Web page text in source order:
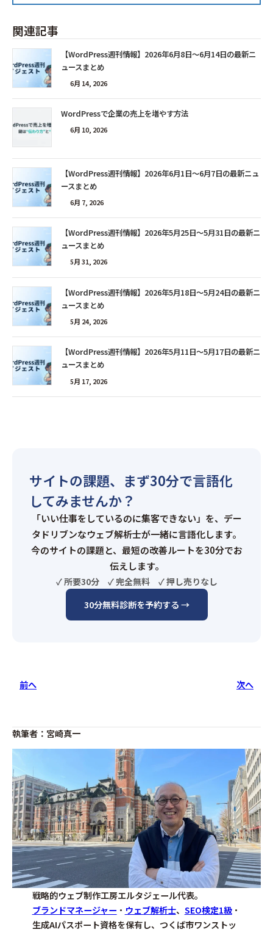
関連記事
【WordPress週刊情報】2026年6月8日〜6月14日の最新ニ
ュースまとめ
6月 14, 2026
WordPressで企業の売上を増やす方法
6月 10, 2026
【WordPress週刊情報】2026年6月1日〜6月7日の最新ニュ
ースまとめ
6月 7, 2026
【WordPress週刊情報】2026年5月25日〜5月31日の最新ニ
ュースまとめ
5月 31, 2026
【WordPress週刊情報】2026年5月18日〜5月24日の最新ニ
ュースまとめ
5月 24, 2026
【WordPress週刊情報】2026年5月11日〜5月17日の最新ニ
ュースまとめ
5月 17, 2026
サイトの課題、まず30分で言語化
してみませんか？
「いい仕事をしているのに集客できない」を、デー
タドリブンなウェブ解析士が一緒に言語化します。
今のサイトの課題と、最短の改善ルートを30分でお
伝えします。
✓ 所要30分 ✓ 完全無料 ✓ 押し売りなし
30分無料診断を予約する →
前へ 次へ
執筆者：宮崎真一
戦略的ウェブ制作工房エルタジェール代表。
ブランドマネージャー ・ ウェブ解析士、 SEO検定1級・
生成AIパスポート資格を保有し、つくば市ワンストッ